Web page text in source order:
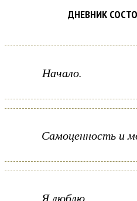
ДНЕВНИК
Начало.
Самоценность и
Я люблю.